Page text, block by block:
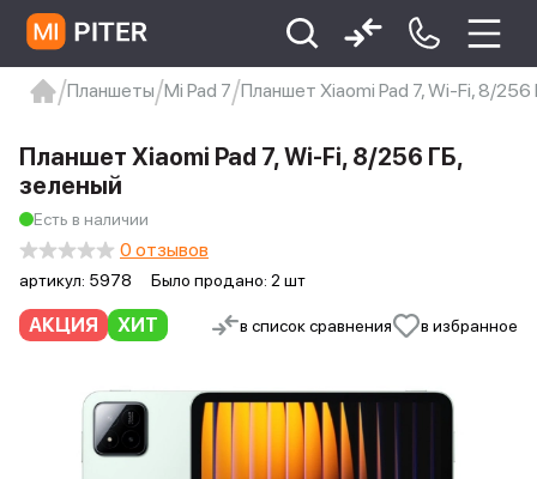
Xiaomi 9 про
xiaomi redmi 12c
Планшеты Mi Pad 7 Планшет Xiaomi Pad 7, Wi-Fi, 8/256
АКЦИЯ ХИТ в список сравнения в избранное
Планшет Xiaomi Pad 7, Wi-Fi, 8/256 ГБ,
зеленый
Есть в наличии
артикул: 5978 Было продано: 2 шт
0 отзывов